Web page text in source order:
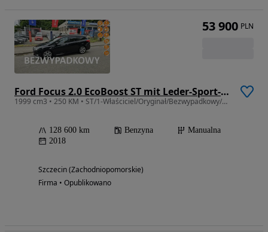
Ford Focus 2.0 EcoBoost ST mit Leder-Sport-Paket
1999 cm3 • 250 KM • ST/1-Właściciel/Oryginał/Bezwypadkowy/udok.przebieg/Piękny/Stan BDB!!!
128 600 km Benzyna
Manualna
2018
Szczecin (Zachodniopomorskie)
Firma • Opublikowano
53 900 PLN